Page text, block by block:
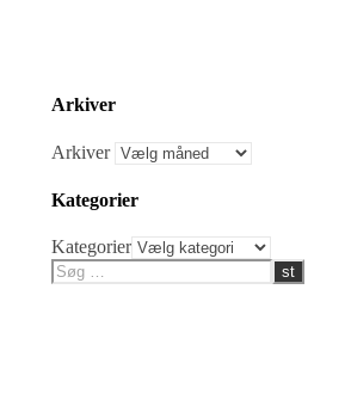
Arkiver
Arkiver
Kategorier
Kategorier